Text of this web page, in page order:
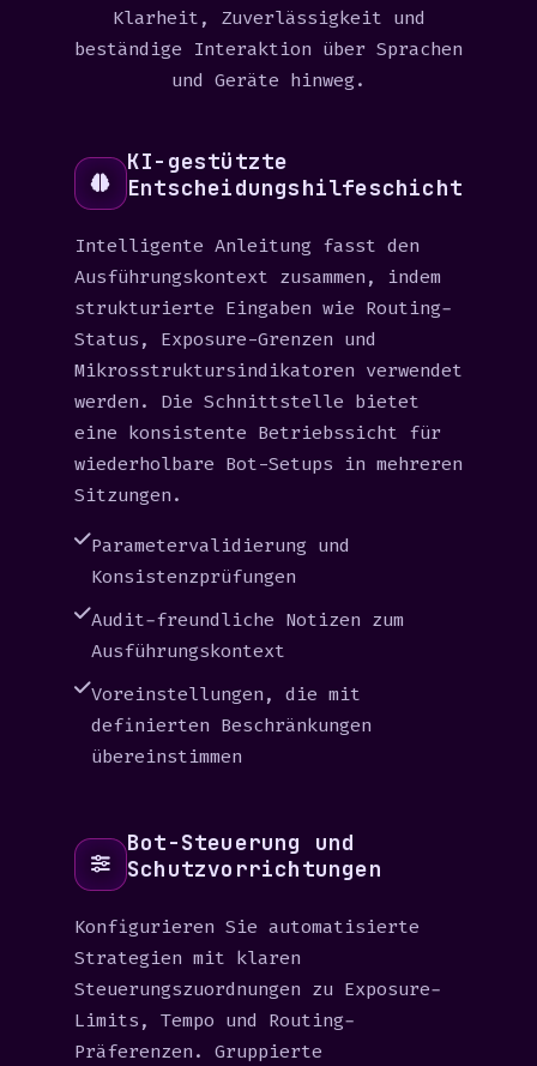
Klarheit, Zuverlässigkeit und
beständige Interaktion über Sprachen
und Geräte hinweg.
KI-gestützte
Entscheidungshilfeschicht
Intelligente Anleitung fasst den
Ausführungskontext zusammen, indem
strukturierte Eingaben wie Routing-
Status, Exposure-Grenzen und
Mikrosstruktursindikatoren verwendet
werden. Die Schnittstelle bietet
eine konsistente Betriebssicht für
wiederholbare Bot-Setups in mehreren
Sitzungen.
Parametervalidierung und
Konsistenzprüfungen
Audit-freundliche Notizen zum
Ausführungskontext
Voreinstellungen, die mit
definierten Beschränkungen
übereinstimmen
Bot-Steuerung und
Schutzvorrichtungen
Konfigurieren Sie automatisierte
Strategien mit klaren
Steuerungszuordnungen zu Exposure-
Limits, Tempo und Routing-
Präferenzen. Gruppierte